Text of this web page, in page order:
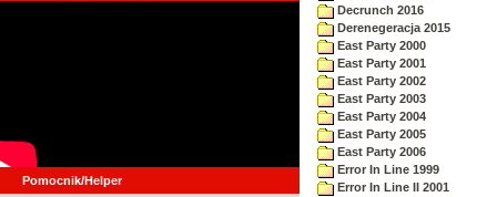
Pomocnik/Helper
Decrunch 2016
Derenegeracja 2015
East Party 2000
East Party 2001
East Party 2002
East Party 2003
East Party 2004
East Party 2005
East Party 2006
Error In Line 1999
Error In Line II 2001